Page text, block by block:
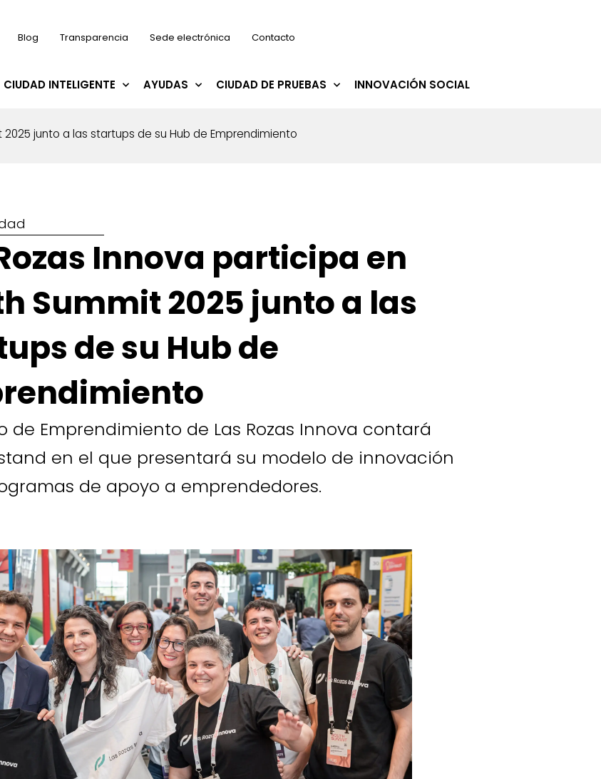
Blog Transparencia Sede electrónica Contacto
CIUDAD INTELIGENTE AYUDAS CIUDAD DE PRUEBAS INNOVACIÓN SOCIAL
junto a las startups de su Hub de Emprendimiento
Innova participa en
Summit 2025 junto a las
de su Hub de
de Emprendimiento de Las Rozas Innova contará
en el que presentará su modelo de innovación
de apoyo a emprendedores.